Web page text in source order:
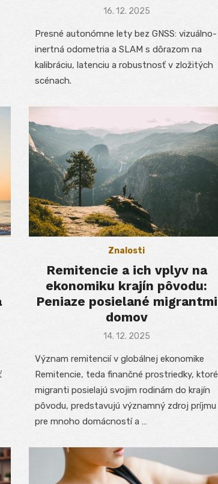
Posted
16. 12. 2025
Presné autonómne lety bez GNSS: vizuálno-
inertná odometria a SLAM s dôrazom na
kalibráciu, latenciu a robustnosť v zložitých
scénach.
Znalosti
Remitencie a ich vplyv na
ekonomiku krajín pôvodu:
Peniaze posielané migrantmi
domov
Posted
14. 12. 2025
Význam remitencií v globálnej ekonomike
Remitencie, teda finančné prostriedky, ktoré
migranti posielajú svojim rodinám do krajín
pôvodu, predstavujú významný zdroj príjmu
pre mnoho domácností a …